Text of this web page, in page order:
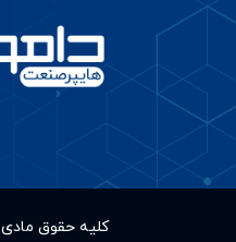
کلیه حقوق